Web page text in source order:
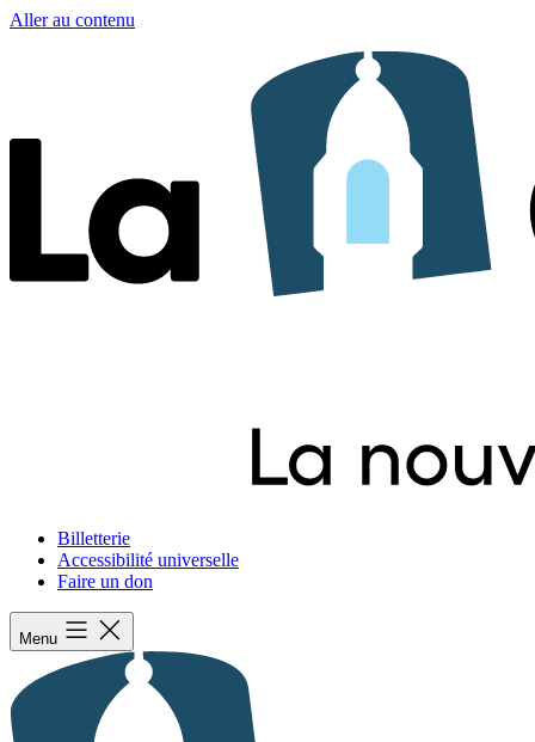
Aller au contenu
Billetterie
Accessibilité universelle
Faire un don
Menu